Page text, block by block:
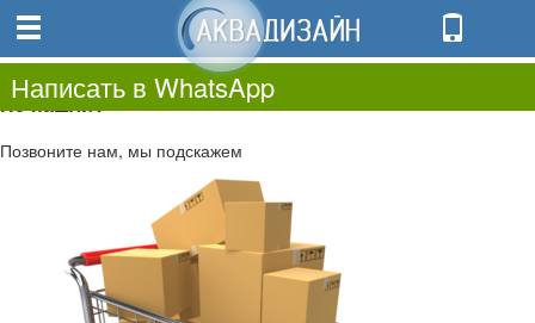
0.00
0
Не нашли?
Позвоните нам, мы подскажем
Написать в WhatsApp